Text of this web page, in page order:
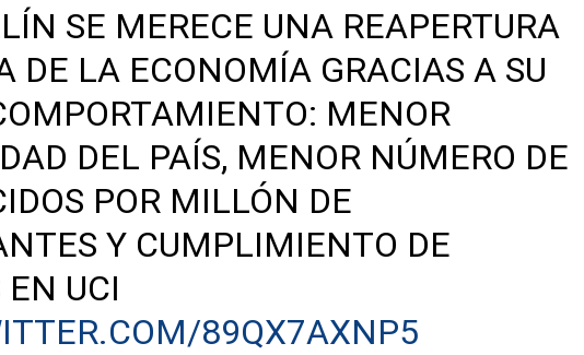
SE MERECE UNA REAPERTURA
DE LA ECONOMÍA GRACIAS A SU
MENOR
DEL PAÍS, MENOR NÚMERO DE
POR MILLÓN DE
Y CUMPLIMIENTO DE
UCI
89QX7AXNP5